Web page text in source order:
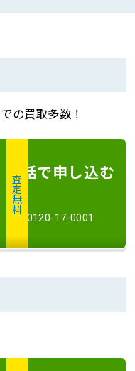
の買取多数！
査定無料
電話で申し込む
0120-17-0001